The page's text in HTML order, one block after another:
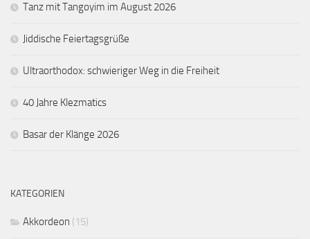
Tanz mit Tangoyim im August 2026
Jiddische Feiertagsgrüße
Ultraorthodox: schwieriger Weg in die Freiheit
40 Jahre Klezmatics
Basar der Klänge 2026
KATEGORIEN
Akkordeon (15)